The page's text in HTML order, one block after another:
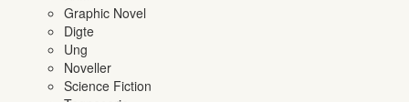
Graphic Novel
Digte
Ung
Noveller
Science Fiction